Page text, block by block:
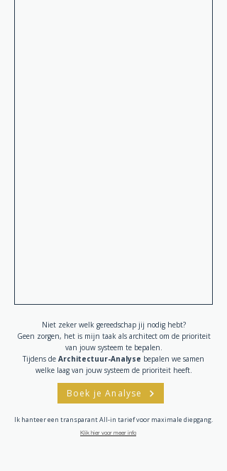
Niet zeker welk gereedschap jij nodig hebt?
Geen zorgen, het is mijn taak als architect om de prioriteit
van jouw systeem te bepalen.
Tijdens de Architectuur-Analyse bepalen we samen
welke laag van jouw systeem de prioriteit heeft.
Boek je Analyse
Ik hanteer een transparant All-in tarief voor maximale diepgang.
Klik hier voor meer info